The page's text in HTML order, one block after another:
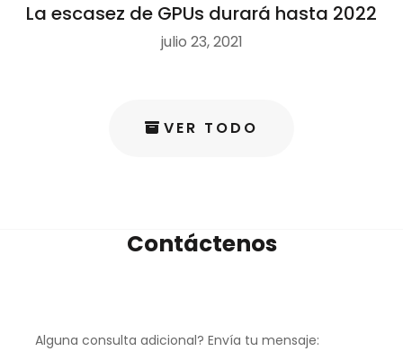
La escasez de GPUs durará hasta 2022
julio 23, 2021
VER TODO
Contáctenos
Alguna consulta adicional? Envía tu mensaje: